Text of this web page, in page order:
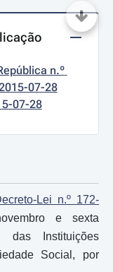
n.º
07-28
07-28
Lei n.º 172-
e sexta
das Instituições
Social, por